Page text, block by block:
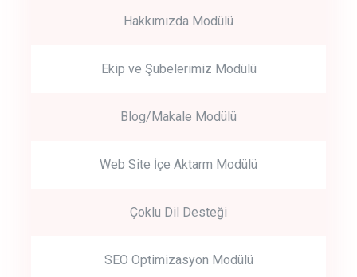
Hakkımızda Modülü
Ekip ve Şubelerimiz Modülü
Blog/Makale Modülü
Web Site İçe Aktarm Modülü
Çoklu Dil Desteği
SEO Optimizasyon Modülü